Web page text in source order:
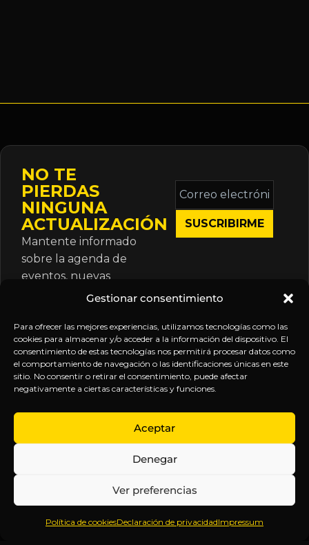
Gestionar consentimiento
Para ofrecer las mejores experiencias, utilizamos tecnologías como las
cookies para almacenar y/o acceder a la información del dispositivo. El
consentimiento de estas tecnologías nos permitirá procesar datos como
el comportamiento de navegación o las identificaciones únicas en este
sitio. No consentir o retirar el consentimiento, puede afectar
negativamente a ciertas características y funciones.
Aceptar
Denegar
Ver preferencias
Política de cookiesDeclaración de privacidadImpressum
NO TE
PIERDAS
NINGUNA
ACTUALIZACIÓN
Mantente informado
sobre la agenda de
eventos, nuevas
publicaciones y
suscripción.
Correo
electrónico
*
Inteligencia
Anticipándonos
EXPLORA
Inicio
Sobre
Contenido
Webinars
LEGAL
Política
de
Términos y
Aviso
SÍGUENOS